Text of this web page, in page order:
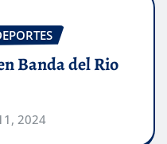
Banda del Rio
2024